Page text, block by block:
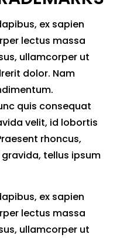
ex sapien
lectus massa
ullamcorper ut
dolor. Nam
quis consequat
velit, id lobortis
rhoncus,
tellus ipsum
ex sapien
lectus massa
ullamcorper ut